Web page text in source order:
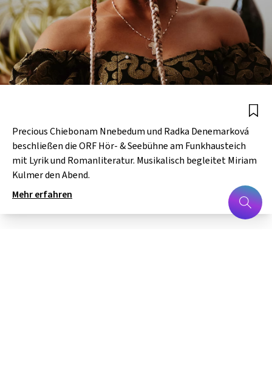
Precious Chiebonam Nnebedum und Radka Denemarková
beschließen die ORF Hör- & Seebühne am Funkhausteich
mit Lyrik und Romanliteratur. Musikalisch begleitet Miriam
Kulmer den Abend.
Mehr erfahren